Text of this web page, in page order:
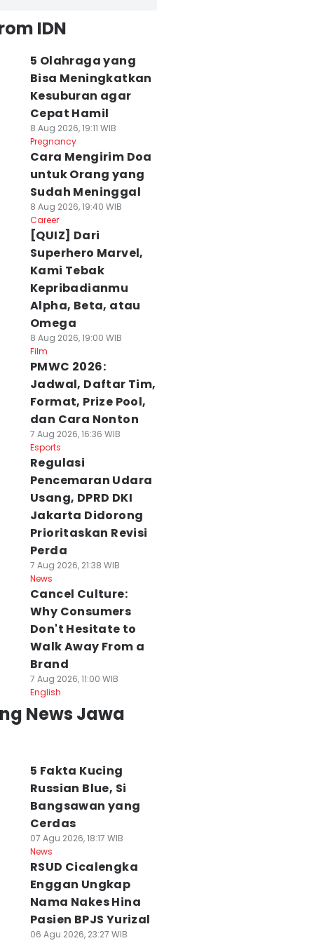
IDN
5 Olahraga yang
Bisa Meningkatkan
Kesuburan agar
Cepat Hamil
8 Aug 2026, 19:11 WIB
Pregnancy
Cara Mengirim Doa
untuk Orang yang
Sudah Meninggal
8 Aug 2026, 19:40 WIB
Career
[QUIZ] Dari
Superhero Marvel,
Kami Tebak
Kepribadianmu
Alpha, Beta, atau
Omega
8 Aug 2026, 19:00 WIB
Film
PMWC 2026:
Jadwal, Daftar Tim,
Format, Prize Pool,
dan Cara Nonton
7 Aug 2026, 16:36 WIB
Esports
Regulasi
Pencemaran Udara
Usang, DPRD DKI
Jakarta Didorong
Prioritaskan Revisi
Perda
7 Aug 2026, 21:38 WIB
News
Cancel Culture:
Why Consumers
Don't Hesitate to
Walk Away From a
Brand
7 Aug 2026, 11:00 WIB
English
News Jawa
5 Fakta Kucing
Russian Blue, Si
Bangsawan yang
Cerdas
07 Agu 2026, 18:17 WIB
News
RSUD Cicalengka
Enggan Ungkap
Nama Nakes Hina
Pasien BPJS Yurizal
06 Agu 2026, 23:27 WIB